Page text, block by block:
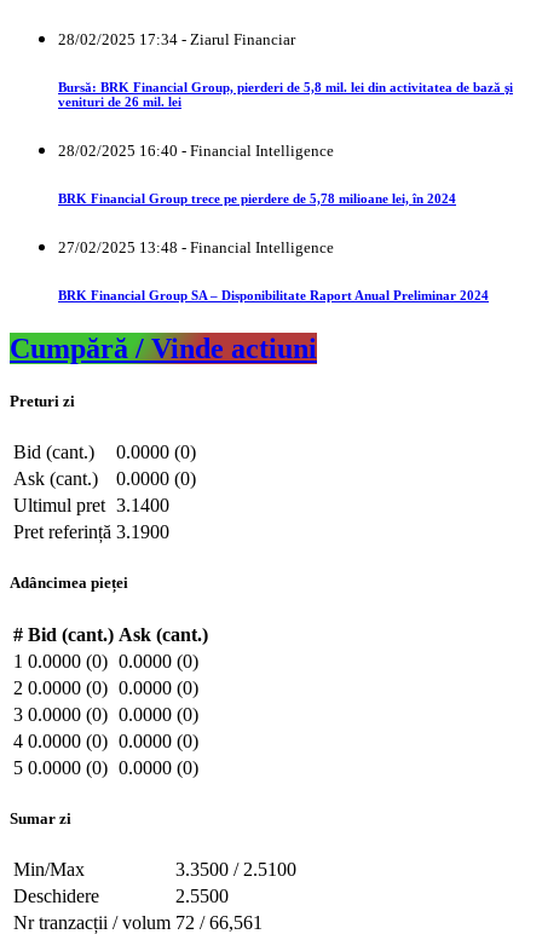
28/02/2025 17:34 - Ziarul Financiar
Bursă: BRK Financial Group, pierderi de 5,8 mil. lei din activitatea de bază şi
venituri de 26 mil. lei
28/02/2025 16:40 - Financial Intelligence
BRK Financial Group trece pe pierdere de 5,78 milioane lei, în 2024
27/02/2025 13:48 - Financial Intelligence
BRK Financial Group SA – Disponibilitate Raport Anual Preliminar 2024
Cumpără / Vinde actiuni
Preturi zi
Bid (cant.)
0.0000 (0)
Ask (cant.)
0.0000 (0)
Ultimul pret 3.1400
Pret referință 3.1900
Adâncimea pieței
# Bid (cant.) Ask (cant.)
1 0.0000 (0) 0.0000 (0)
2 0.0000 (0) 0.0000 (0)
3 0.0000 (0) 0.0000 (0)
4 0.0000 (0) 0.0000 (0)
5 0.0000 (0) 0.0000 (0)
Sumar zi
Min/Max
3.3500 / 2.5100
Deschidere
2.5500
Nr tranzacții / volum 72 / 66,561